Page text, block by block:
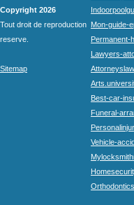
Copyright 2026
Tout droit de reproduction
reserve.
Sitemap
Mon-guide-
Permanent-
Lawyers-
Best-car-
Funeral-
Vehicle-